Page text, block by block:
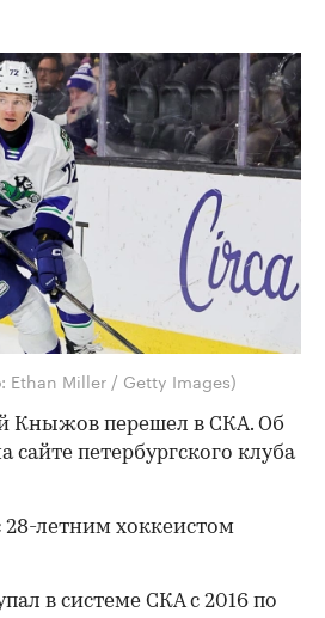
Ethan Miller / Getty Images)
Кныжов перешел в СКА. Об
сайте петербургского клуба
28-летним хоккеистом
в системе СКА с 2016 по